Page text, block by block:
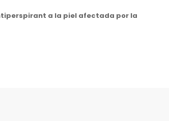
a la piel afectada por la